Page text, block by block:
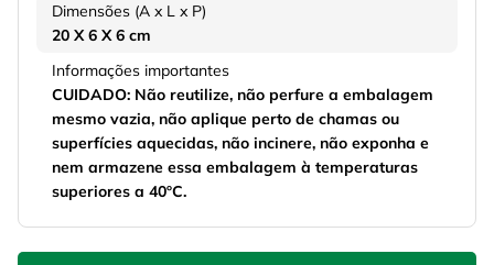
Dimensões (A x L x P)
20 X 6 X 6 cm
Informações importantes
CUIDADO: Não reutilize, não perfure a embalagem
mesmo vazia, não aplique perto de chamas ou
superfícies aquecidas, não incinere, não exponha e
nem armazene essa embalagem à temperaturas
superiores a 40ºC.